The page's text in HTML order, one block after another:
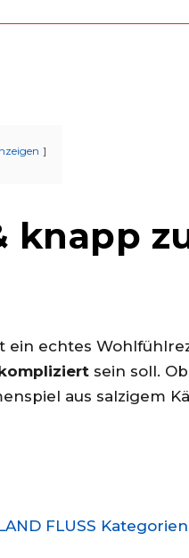
knapp
ein echtes
sein soll.
aus salzigem
FLUSS